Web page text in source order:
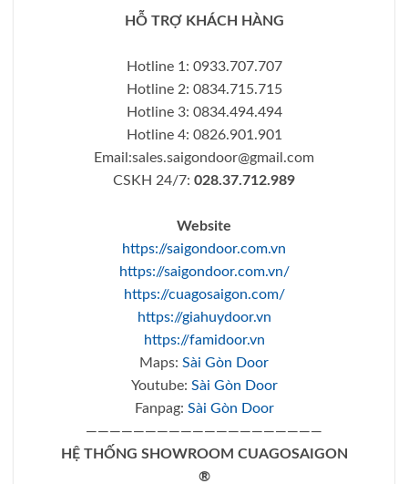
HỖ TRỢ KHÁCH HÀNG
Hotline 1: 0933.707.707
Hotline 2: 0834.715.715
Hotline 3: 0834.494.494
Hotline 4: 0826.901.901
Email:sales.saigondoor@gmail.com
CSKH 24/7: 028.37.712.989
Website
https://saigondoor.com.vn
https://saigondoor.com.vn/
https://cuagosaigon.com/
https://giahuydoor.vn
https://famidoor.vn
Maps: Sài Gòn Door
Youtube: Sài Gòn Door
Fanpag: Sài Gòn Door
————————————————————
HỆ THỐNG SHOWROOM CUAGOSAIGON
®